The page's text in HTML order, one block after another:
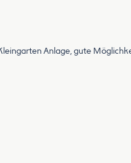
Anlage, gute